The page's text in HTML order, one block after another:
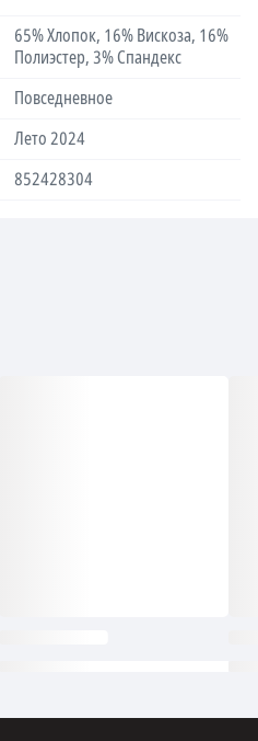
65% Хлопок, 16% Вискоза, 16%
Полиэстер, 3% Спандекс
Повседневное
Лето 2024
852428304